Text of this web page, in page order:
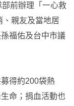
前辦理「一心救
、親友及當地居
福佑及台中市議
得約200袋熱
命；捐血活動也